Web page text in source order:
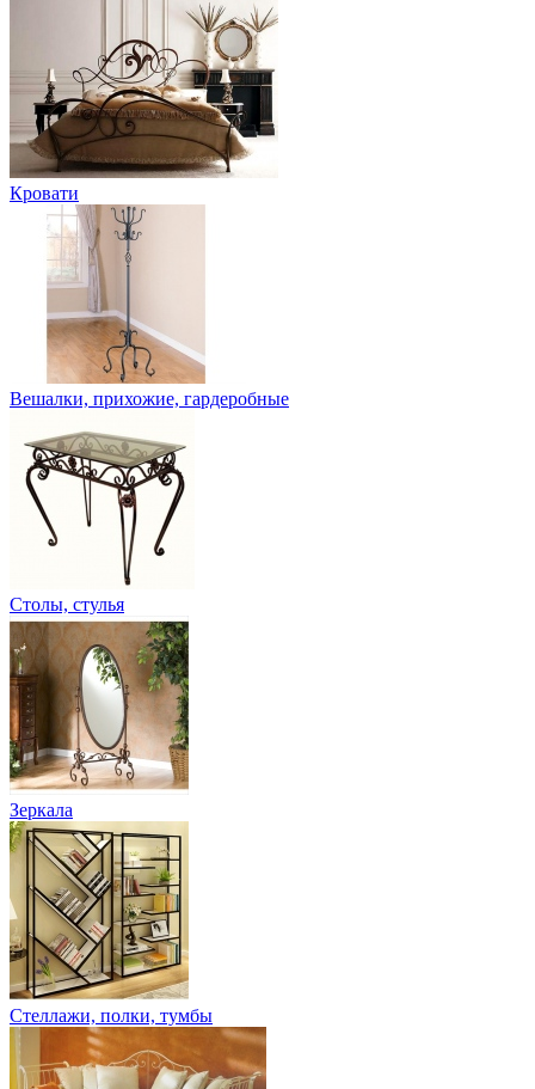
Кровати
Вешалки, прихожие, гардеробные
Столы, стулья
Зеркала
Стеллажи, полки, тумбы